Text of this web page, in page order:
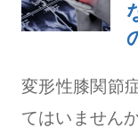
変形性膝関節
てはいません